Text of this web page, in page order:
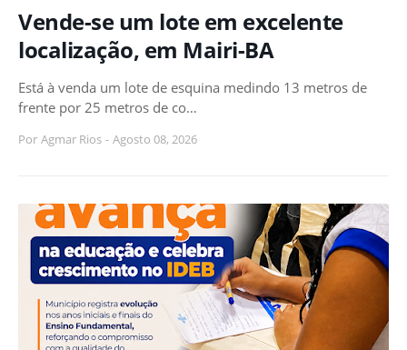
Vende-se um lote em excelente
localização, em Mairi-BA
Está à venda um lote de esquina medindo 13 metros de
frente por 25 metros de co…
Por Agmar Rios - Agosto 08, 2026